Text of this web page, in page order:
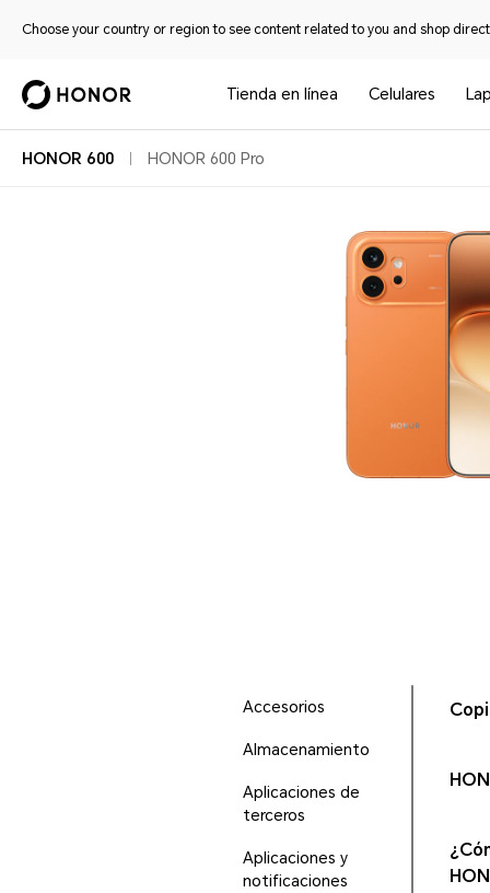
Choose your country or region to see content related to you and shop
Tienda en línea Celulares
HONOR 600 HONOR 600 Pro
Accesorios
Almacenamiento
Aplicaciones de
terceros
Aplicaciones y
notificaciones